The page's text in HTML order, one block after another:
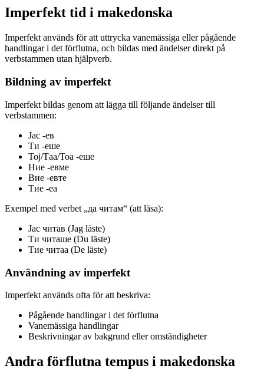
Imperfekt tid i makedonska
Imperfekt används för att uttrycka vanemässiga eller pågående
handlingar i det förflutna, och bildas med ändelser direkt på
verbstammen utan hjälpverb.
Bildning av imperfekt
Imperfekt bildas genom att lägga till följande ändelser till
verbstammen:
Јас -ев
Ти -еше
Тој/Таа/Тоа -еше
Ние -евме
Вие -евте
Тие -еа
Exempel med verbet „да читам“ (att läsa):
Јас читав (Jag läste)
Ти читаше (Du läste)
Тие читаа (De läste)
Användning av imperfekt
Imperfekt används ofta för att beskriva:
Pågående handlingar i det förflutna
Vanemässiga handlingar
Beskrivningar av bakgrund eller omständigheter
Andra förflutna tempus i makedonska